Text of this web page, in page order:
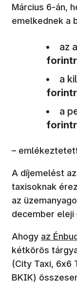
Március 6-án,
emelkednek a
az
a
a
–
A díjemelést
taxisoknak
az
december eleji
Ahogy az
kétkörös
(City Taxi, 6x6
BKIK)